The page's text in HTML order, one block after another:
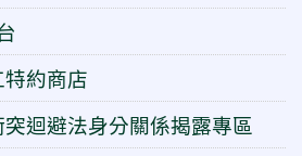
約商店
迴避法身分關係揭露專區